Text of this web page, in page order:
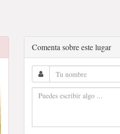
Comenta sobre este lugar